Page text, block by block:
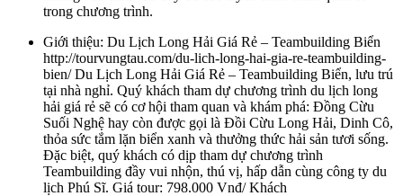
trong chương trình.
Giới thiệu: Du Lịch Long Hải Giá Rẻ – Teambuilding Biển
http://tourvungtau.com/du-lich-long-hai-gia-re-teambuilding-
bien/ Du Lịch Long Hải Giá Rẻ – Teambuilding Biển, lưu trú
tại nhà nghỉ. Quý khách tham dự chương trình du lịch long
hải giá rẻ sẽ có cơ hội tham quan và khám phá: Đồng Cừu
Suối Nghệ hay còn được gọi là Đồi Cừu Long Hải, Dinh Cô,
thỏa sức tắm lặn biển xanh và thưởng thức hải sản tươi sống.
Đặc biệt, quý khách có dịp tham dự chương trình
Teambuilding đầy vui nhộn, thú vị, hấp dẫn cùng công ty du
lịch Phú Sĩ. Giá tour: 798.000 Vnđ/ Khách